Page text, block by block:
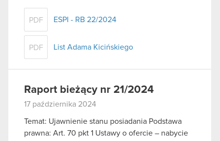
PDF ESPI - RB 22/2024
PDF List Adama Kicińskiego
Raport bieżący nr 21/2024
17 października 2024
Temat: Ujawnienie stanu posiadania Podstawa
prawna: Art. 70 pkt 1 Ustawy o ofercie – nabycie